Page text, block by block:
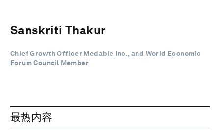
Sanskriti Thakur
Chief Growth Officer Medable Inc., and World Economic
Forum Council Member
最热内容